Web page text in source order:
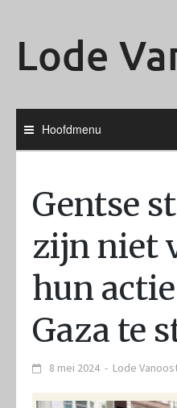
Lode
Hoofdmenu
Gentse
zijn niet
hun
Gaza te
8 mei 2024 - Lode